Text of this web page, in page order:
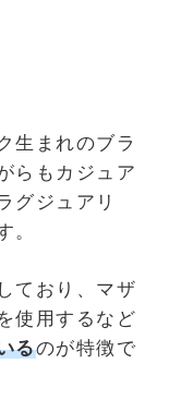
生まれのブラ
らもカジュア
グジュアリ
。
ており、マザ
使用するなど
るのが特徴で